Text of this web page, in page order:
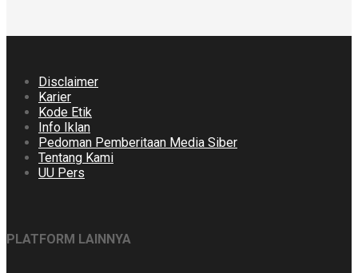
Disclaimer
Karier
Kode Etik
Info Iklan
Pedoman Pemberitaan Media Siber
Tentang Kami
UU Pers
PLATFORM LAINNYA